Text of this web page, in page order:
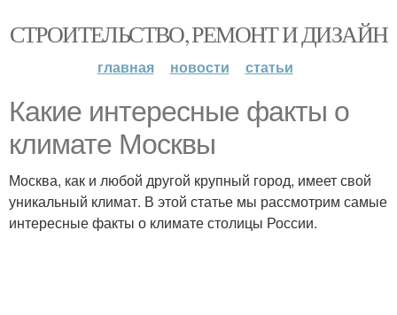
СТРОИТЕЛЬСТВО, РЕМОНТ И ДИЗАЙН
главная новости статьи
Какие интересные факты о
климате Москвы
Москва, как и любой другой крупный город, имеет свой
уникальный климат. В этой статье мы рассмотрим самые
интересные факты о климате столицы России.